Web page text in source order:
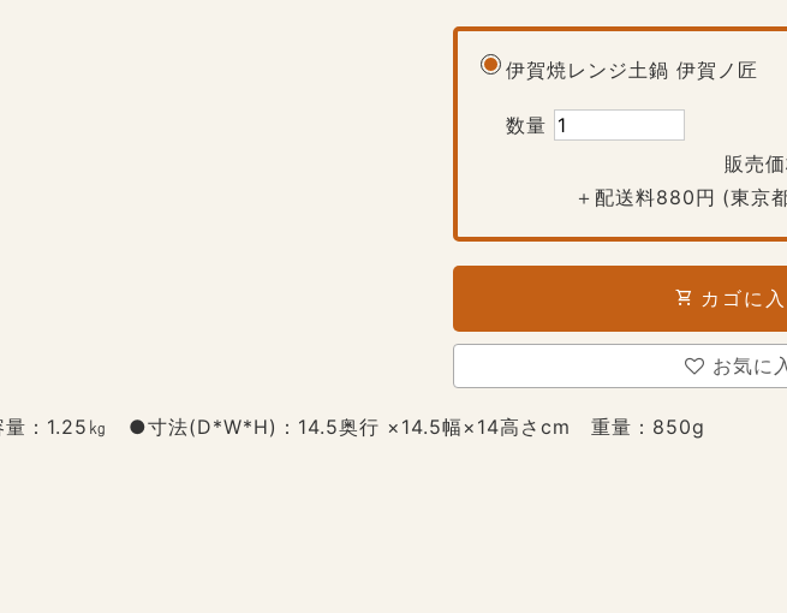
伊賀焼レンジ土鍋 伊賀ノ匠
数量
販売
＋配送料880円 (東京
shopping_cart カゴに
お気に
：1.25㎏ ●寸法(D*W*H)：14.5奥行 ×14.5幅×14高さcm 重量：850g